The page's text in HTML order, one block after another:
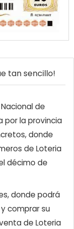
tan sencillo!
de
por la provincia
donde
de Loteria
décimo de
donde podrá
comprar su
de Loteria